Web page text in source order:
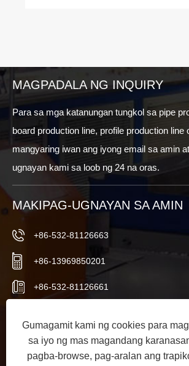
MAGPADALA NG INQUIRY
Para sa mga katanungan tungkol sa pipe
board production line, profile production line
mangyaring iwan ang iyong email sa amin
ugnayan kami sa loob ng 24 na oras.
MAKIPAG-UGNAYAN SA AMIN
+86-532-81126663
+86-13969850201
+86-532-81126661
Nuozhuang, Sanlihe Office, Jiaozhou
Shandong Province, China
Gumagamit kami ng cookies para
sa iyo ng mas magandang
pagba-browse, pag-aralan ang